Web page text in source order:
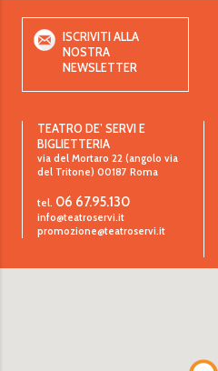
ISCRIVITI ALLA
NOSTRA
NEWSLETTER
TEATRO DE’ SERVI E
BIGLIETTERIA
via del Mortaro 22 (angolo via
del Tritone) 00187 Roma
tel. 06 67.95.130
info@teatroservi.it
promozione@teatroservi.it